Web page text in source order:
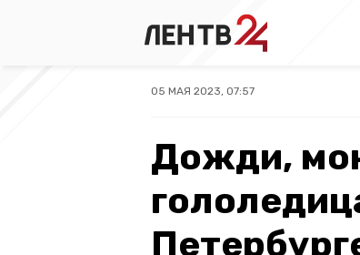
05 МАЯ 2023, 07:57
Дожди,